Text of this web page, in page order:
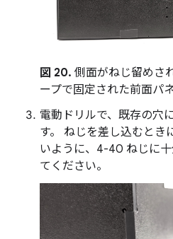
図 20. 側面がねじ留めさ
ープで固定された前面パ
電動ドリルで、既存の穴
す。 ねじを差し込むとき
いように、4-40 ねじに
てください。